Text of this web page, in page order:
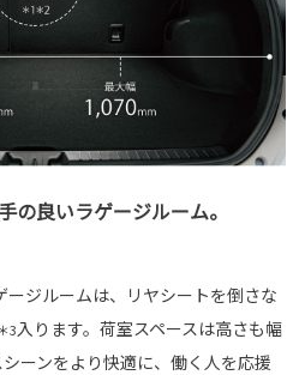
の良いラゲージルーム。
ジルームは、リヤシートを倒さな
＊3入ります。荷室スペースは高さも幅
ーンをより快適に、働く人を応援